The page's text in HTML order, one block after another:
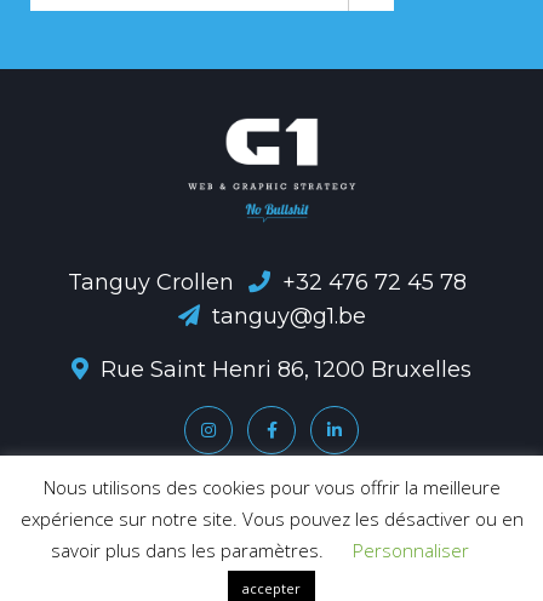
Tanguy Crollen
+32 476 72 45 78
tanguy@g1.be
Rue Saint Henri 86, 1200 Bruxelles
© 2020 – G1 sprl – Web & Graphic Strategy. Tél: 02 318 03 08
Siège social : Rue de l’Equerre 29, 1140 Bruxelles
TVA / N° Entr. : (BE) 0 864.017.404. – info-hello@g1.be –
Nous utilisons des cookies pour vous offrir la meilleure
expérience sur notre site. Vous pouvez les désactiver ou en
savoir plus dans les paramètres.
Personnaliser
accepter